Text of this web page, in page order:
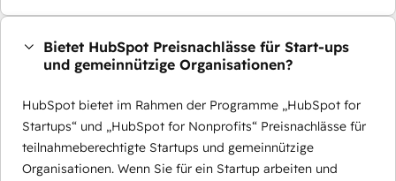
Bietet HubSpot Preisnachlässe für Start-ups
und gemeinnützige Organisationen?
HubSpot bietet im Rahmen der Programme „HubSpot for
Startups“ und „HubSpot for Nonprofits“ Preisnachlässe für
teilnahmeberechtigte Startups und gemeinnützige
Organisationen. Wenn Sie für ein Startup arbeiten und